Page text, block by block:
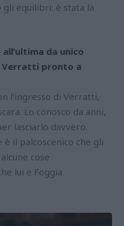
equilibri: è stata la
da unico
Verratti pronto a
l’ingresso di Verratti,
Lo conosco da anni,
lasciarlo davvero.
il palcoscenico che gli
cose
lui e Foggia